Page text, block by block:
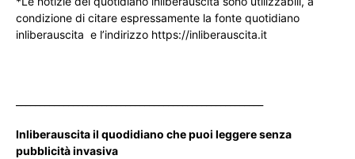
condizione di citare espressamente la fonte quotidiano
inliberauscita e l’indirizzo https://inliberauscita.it
Inliberauscita il quodidiano che puoi leggere senza
pubblicità invasiva